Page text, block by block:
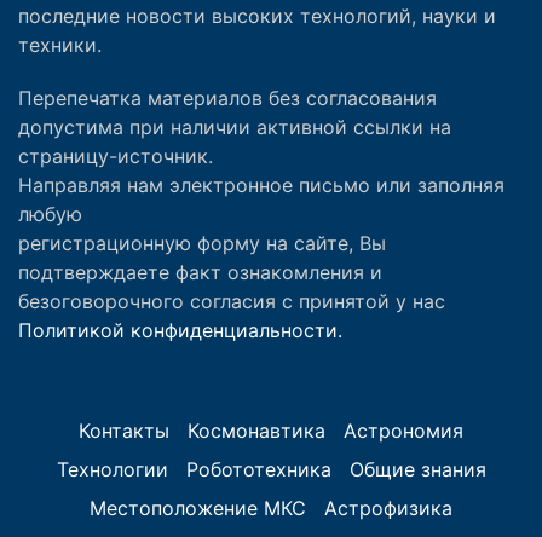
последние новости высоких технологий, науки и
техники.
Перепечатка материалов без согласования
допустима при наличии активной ссылки на
страницу-источник.
Направляя нам электронное письмо или заполняя
любую
регистрационную форму на сайте, Вы
подтверждаете факт ознакомления и
безоговорочного согласия с принятой у нас
Политикой конфиденциальности.
Контакты Космонавтика
Астрономия
Технологии
Робототехника
Общие знания
Местоположение МКС
Астрофизика